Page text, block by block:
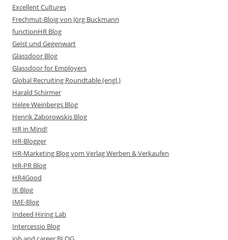
Excellent Cultures
Frechmut-Bloig von Jörg Buckmann
functionHR Blog
Geist und Gegenwart
Glassdoor Blog
Glassdoor for Employers
Global Recruiting Roundtable (engl.)
Harald Schirmer
Helge Weinbergs Blog
Henrik Zaborowskis Blog
HR in Mind!
HR-Blogger
HR-Marketing Blog vom Verlag Werben & Verkaufen
HR-PR Blog
HR4Good
IK Blog
IME-Blog
Indeed Hiring Lab
Intercessio Blog